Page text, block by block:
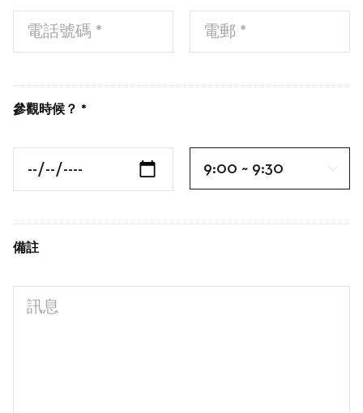
參觀時候？ *
備註